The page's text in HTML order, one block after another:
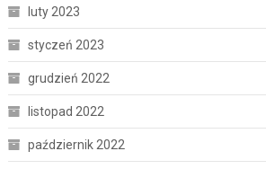
luty 2023
styczeń 2023
grudzień 2022
listopad 2022
październik 2022